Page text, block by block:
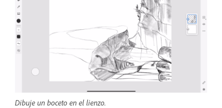
Dibuje un boceto en el lienzo.